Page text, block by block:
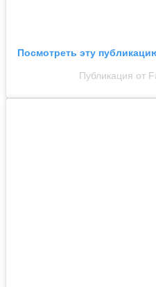
Посмотреть эту
Публикация от